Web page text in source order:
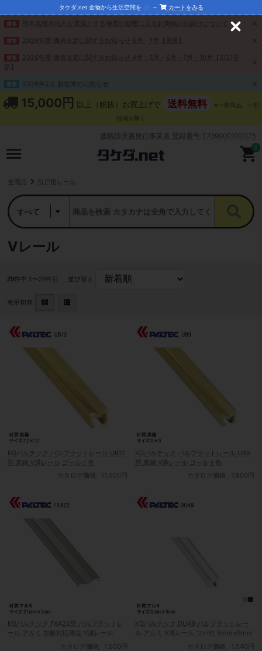
重要 熊本県熊本地方を震源とする地震の影響によるお荷物のお届けについて
重要 2026年度 価格改定に関するお知らせ 6月・7月【更新】
重要
2026年度 価格改定に関するお知らせ 4月・5月・6月・7月・10月【5/21更
新】
新着 2026年2月 新在庫のお知らせ
タケダ.net 金物から生活空間を ～ カートをみる
15,000円 以上（税抜）お買上げで 送料無料
※一部商品、一部
地域を除く
適格請求書発行事業者 登録番号:T7390001001175
0
全商品 引戸用レール
Vレール
29件中 1〜29件目 並び替え
表示切替
KGパルテック パルフラットレール UB12
型 真鍮 V溝レール ゴールド色
カタログ価格
11,500円
KGパルテック パルフラットレール UB9
型 真鍮 V溝レール ゴールド色
カタログ価格
7,800円
KGパルテック FXA22型 パルフラットレ
ール アルミ 加齢対応薄型 V溝レール
カタログ価格
1,500円
KGパルテック DUA9 パルフラットレー
ル アルミ V溝レール ツバ付 9mm×9mm
カタログ価格
1,540円
C
s